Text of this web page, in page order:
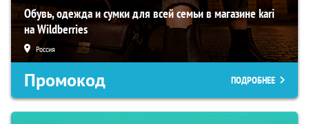
Обувь, одежда и сумки для всей семьи в магазине kari
на Wildberries
Россия
Промокод ПОДРОБНЕЕ